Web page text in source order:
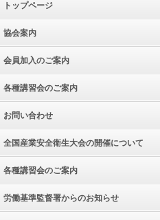
ト​ッ​プ​ペ​ー​ジ​
協​会​案​内​
会​員​加​入​の​ご​案​内​
各​種​講​習​会​の​ご​案​内​
お​問​い​合​わ​せ​
全​国​産​業​安​全​衛​生​大​会​の​開​催​に​つ​い​て​
各​種​講​習​会​の​ご​案​内​
労​働​基​準​監​督​署​か​ら​の​お​知​ら​せ​